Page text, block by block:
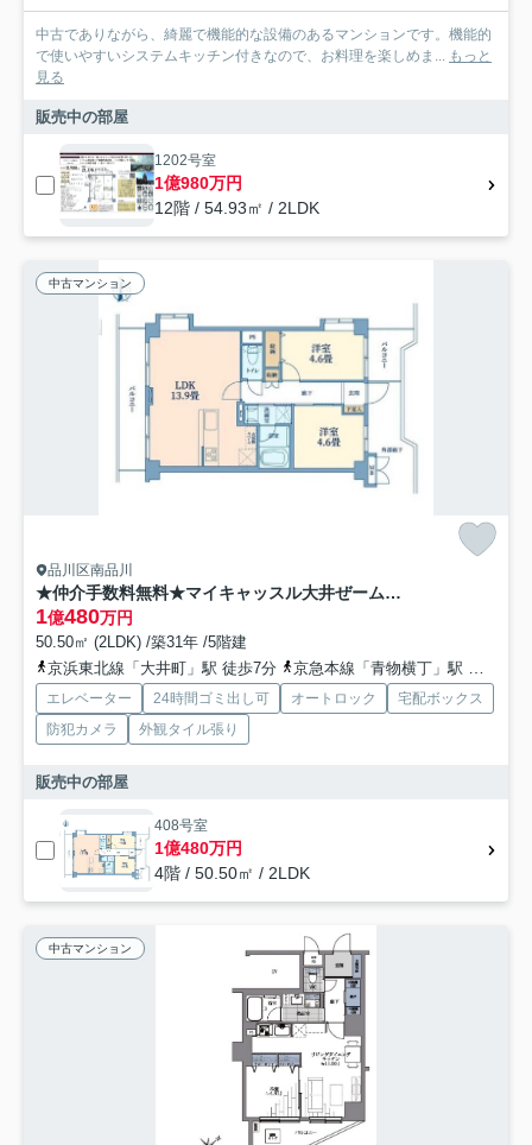
中古でありながら、綺麗で機能的な設備のあるマンションです。機能的
で使いやすいシステムキッチン付きなので、お料理を楽しめま... もっと
見る
販売中の部屋
1202号室
1億980万円
12階 / 54.93㎡ / 2LDK
中古マンション
品川区南品川
★仲介手数料無料★マイキャッスル大井ぜームス坂
1億480万円
50.50㎡ (2LDK) /築31年 /5階建
京浜東北線「大井町」駅 徒歩7分
京急本線「青物横丁」駅 徒歩7分
エレベーター 24時間ゴミ出し可 オートロック
宅配ボックス
防犯カメラ
外観タイル張り
販売中の部屋
408号室
1億480万円
4階 / 50.50㎡ / 2LDK
中古マンション